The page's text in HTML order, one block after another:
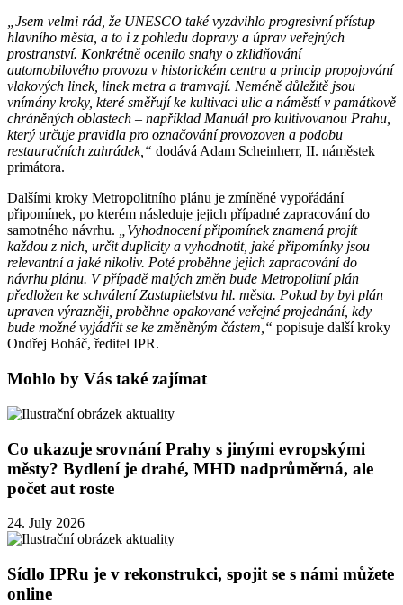
„Jsem velmi rád, že UNESCO také vyzdvihlo progresivní přístup
hlavního města, a to i z pohledu dopravy a úprav veřejných
prostranství. Konkrétně ocenilo snahy o zklidňování
automobilového provozu v historickém centru a princip propojování
vlakových linek, linek metra a tramvají. Neméně důležitě jsou
vnímány kroky, které směřují ke kultivaci ulic a náměstí v památkově
chráněných oblastech – například Manuál pro kultivovanou Prahu,
který určuje pravidla pro označování provozoven a podobu
restauračních zahrádek,“ dodává Adam Scheinherr, II. náměstek
primátora.
Dalšími kroky Metropolitního plánu je zmíněné vypořádání
připomínek, po kterém následuje jejich případné zapracování do
samotného návrhu. „Vyhodnocení připomínek znamená projít
každou z nich, určit duplicity a vyhodnotit, jaké připomínky jsou
relevantní a jaké nikoliv. Poté proběhne jejich zapracování do
návrhu plánu. V případě malých změn bude Metropolitní plán
předložen ke schválení Zastupitelstvu hl. města. Pokud by byl plán
upraven výrazněji, proběhne opakované veřejné projednání, kdy
bude možné vyjádřit se ke změněným částem,“ popisuje další kroky
Ondřej Boháč, ředitel IPR.
Mohlo by Vás také zajímat
Co ukazuje srovnání Prahy s jinými evropskými
městy? Bydlení je drahé, MHD nadprůměrná, ale
počet aut roste
24. July 2026
Sídlo IPRu je v rekonstrukci, spojit se s námi můžete
online